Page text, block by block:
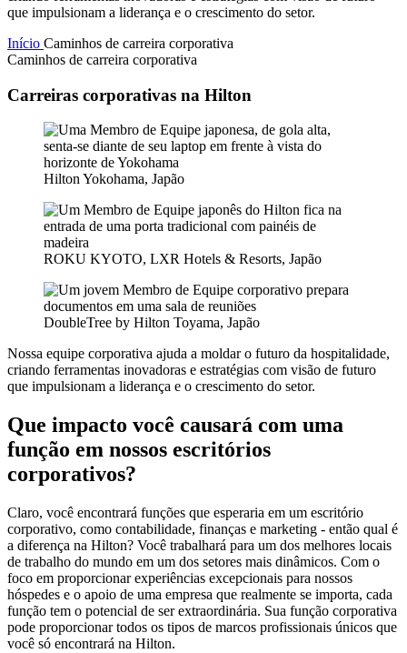
que impulsionam a liderança e o crescimento do setor.
Início Caminhos de carreira corporativa
Caminhos de carreira corporativa
Carreiras corporativas na Hilton
Hilton Yokohama, Japão
ROKU KYOTO, LXR Hotels & Resorts, Japão
DoubleTree by Hilton Toyama, Japão
Nossa equipe corporativa ajuda a moldar o futuro da hospitalidade,
criando ferramentas inovadoras e estratégias com visão de futuro
que impulsionam a liderança e o crescimento do setor.
Que impacto você causará com uma
função em nossos escritórios
corporativos?
Claro, você encontrará funções que esperaria em um escritório
corporativo, como contabilidade, finanças e marketing - então qual é
a diferença na Hilton? Você trabalhará para um dos melhores locais
de trabalho do mundo em um dos setores mais dinâmicos. Com o
foco em proporcionar experiências excepcionais para nossos
hóspedes e o apoio de uma empresa que realmente se importa, cada
função tem o potencial de ser extraordinária. Sua função corporativa
pode proporcionar todos os tipos de marcos profissionais únicos que
você só encontrará na Hilton.